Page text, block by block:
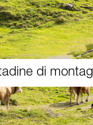
di